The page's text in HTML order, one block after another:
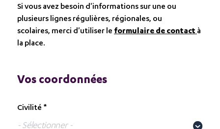
Si vous avez besoin d'informations sur une ou
plusieurs lignes régulières, régionales, ou
scolaires, merci d'utiliser le formulaire de contact à
la place.
Vos coordonnées
Civilité